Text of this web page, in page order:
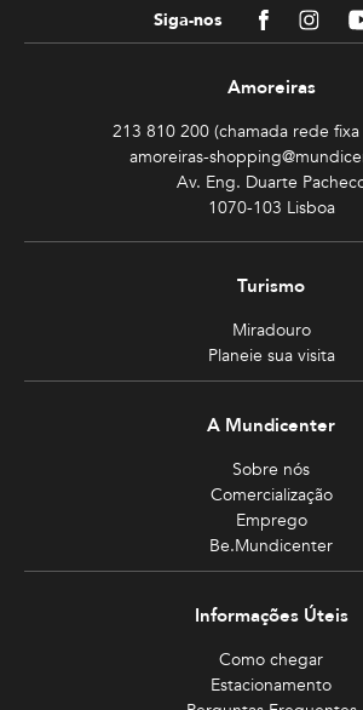
Siga-nos Facebook
Amoreiras
213 810 200 (chamada rede fixa
amoreiras-
Av. Eng. Duarte
1070-103 Lisboa
Turismo
Miradouro
Planeie sua visita
A Mundicenter
Sobre nós
Comercialização
Emprego
Be.Mundicenter
Informações Úteis
Como chegar
Estacionamento